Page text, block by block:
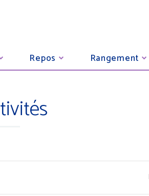
Repos Rangement